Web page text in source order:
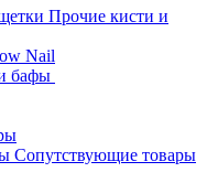
Прочие кисти и
Nail
бафы
Сопутствующие товары